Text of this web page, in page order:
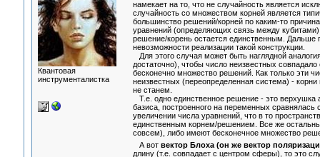
Квантовая
инструменталистка
намекает на то, что не случайность является
случайность со множеством корней является
большинство решений/корней по каким-то
уравнений (определяющих связь между кубитами)
решение/корень остается единственным. Дальше
невозможности реализации такой конструкции.
Для этого случая может быть наглядной
достаточно), чтобы число неизвестных
бесконечно множество решений. Как только эти
неизвестных (переопределенная система) -
не станем.
Т.е. одно единственное решение - это верхушка
базиса, построенного на переменных
увеличении числа уравнений, что в то
единственным корнем/решением. Все же
совсем), либо имеют бесконечное множество
А вот вектор Блоха (он же вектор
длину (т.е. совпадает с центром сферы), то это